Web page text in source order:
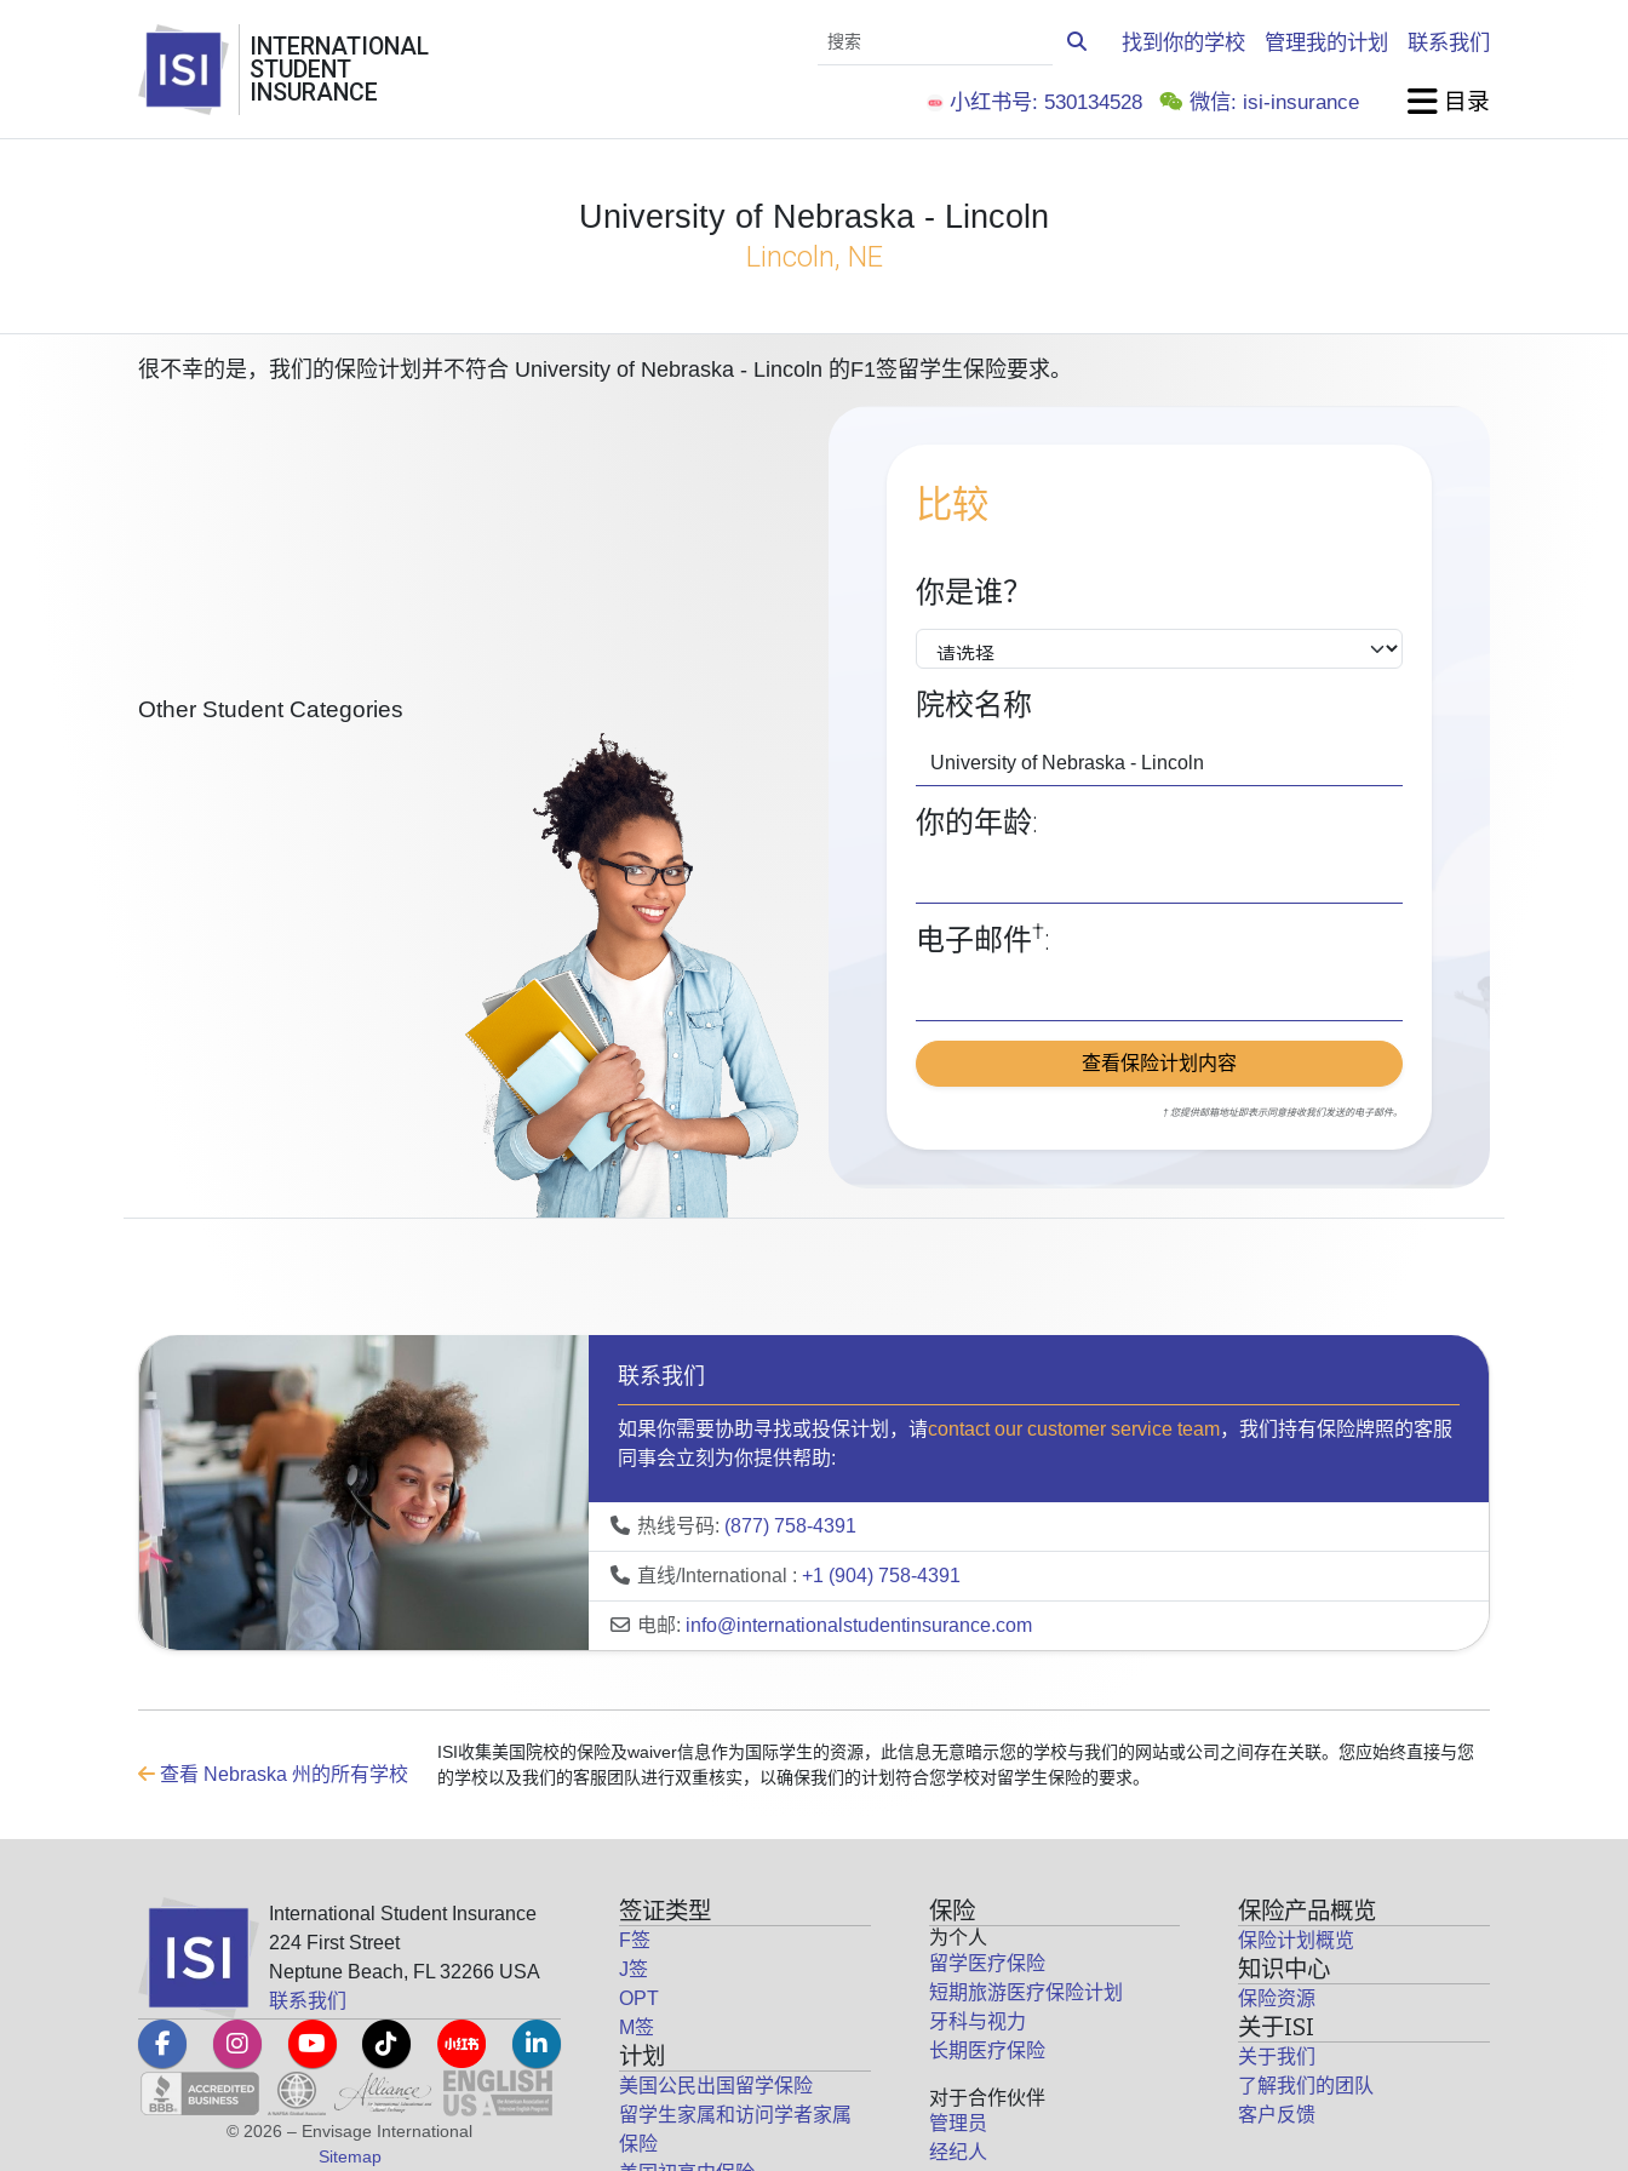
INTERNATIONAL
STUDENT
INSURANCE
找到你的学校 管理我的计划 联系我们
小红书号: 530134528 微信: isi-insurance 目录
University of Nebraska - Lincoln
Lincoln, NE
很不幸的是，我们的保险计划并不符合 University of Nebraska - Lincoln 的F1签留学生保险要求。
Other Student Categories
比较
你是谁？
院校名称
你的年龄:
电子邮件†:
查看保险计划内容
† 您提供邮箱地址即表示同意接收我们发送的电子邮件。
联系我们
如果你需要协助寻找或投保计划，请contact our customer service team，我们持有保险牌照的客服
同事会立刻为你提供帮助:
热线号码: (877) 758-4391
直线/International : +1 (904) 758-4391
电邮: info@internationalstudentinsurance.com
查看 Nebraska 州的所有学校
ISI收集美国院校的保险及waiver信息作为国际学生的资源，此信息无意暗示您的学校与我们的网站或公司之间存在关联。您应始终直接与您
的学校以及我们的客服团队进行双重核实，以确保我们的计划符合您学校对留学生保险的要求。
International Student Insurance
224 First Street
Neptune Beach, FL 32266 USA
联系我们
© 2026 – Envisage International
Sitemap
签证类型
F签
J签
OPT
M签
计划
美国公民出国留学保险
留学生家属和访问学者家属
保险
保险
为个人
留学医疗保险
短期旅游医疗保险计划
牙科与视力
长期医疗保险
对于合作伙伴
管理员
经纪人
保险产品概览
保险计划概览
知识中心
保险资源
关于ISI
关于我们
了解我们的团队
客户反馈